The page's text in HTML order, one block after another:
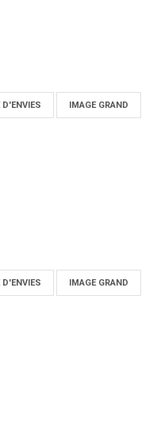
IMAGE GRAND
IMAGE GRAND